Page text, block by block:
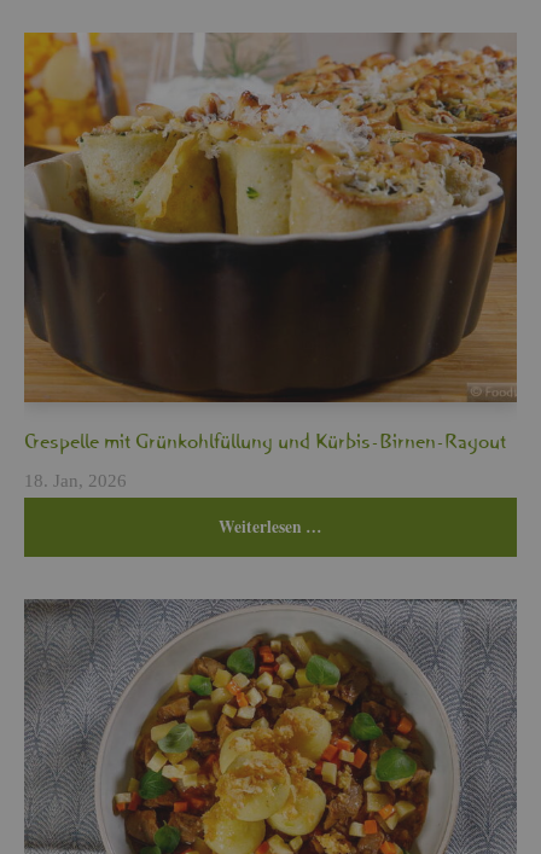
Cres­pel­le mit Grün­kohl­fül­lung und Kür­bis-Bir­nen-Ra­gout
18. Jan, 2026
Wei­ter­le­sen …